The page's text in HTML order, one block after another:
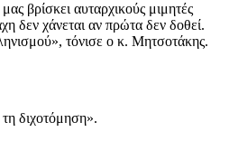
βρίσκει αυταρχικούς μιμητές
δεν χάνεται αν πρώτα δεν δοθεί.
τόνισε ο κ. Μητσοτάκης.
διχοτόμηση».